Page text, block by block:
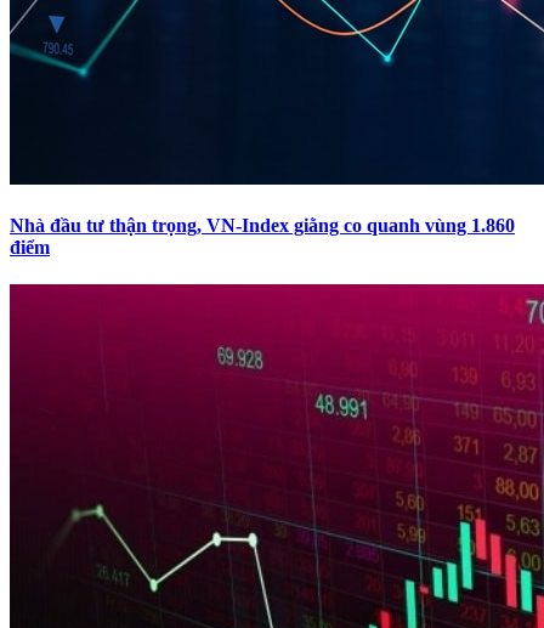
Nhà đầu tư thận trọng, VN-Index giằng co quanh vùng 1.860
điểm